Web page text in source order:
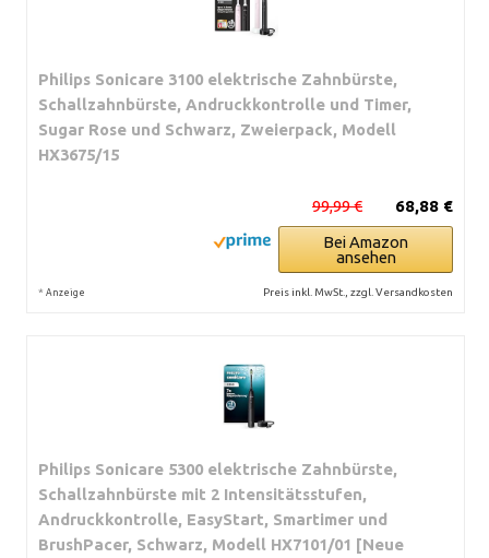
Philips Sonicare 3100 elektrische Zahnbürste,
Schallzahnbürste, Andruckkontrolle und Timer,
Sugar Rose und Schwarz, Zweierpack, Modell
HX3675/15
68,88 €
99,99 €
Bei Amazon
ansehen
* Anzeige Preis inkl. MwSt., zzgl. Versandkosten
Philips Sonicare 5300 elektrische Zahnbürste,
Schallzahnbürste mit 2 Intensitätsstufen,
Andruckkontrolle, EasyStart, Smartimer und
BrushPacer, Schwarz, Modell HX7101/01 [Neue